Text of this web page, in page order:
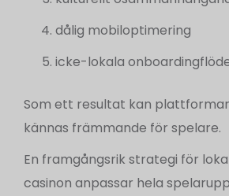
dålig mobiloptimering
icke-lokala
Som ett resultat kan
kännas främmande för spelare.
En framgångsrik strategi för
casinon anpassar hela